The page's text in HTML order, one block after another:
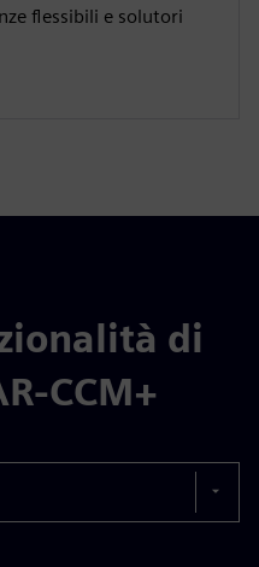
flessibili e solutori
di
CCM+